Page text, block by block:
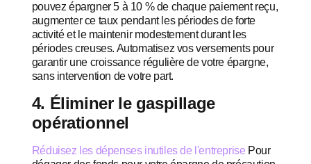
pouvez épargner 5 à 10 % de chaque paiement reçu,
augmenter ce taux pendant les périodes de forte
activité et le maintenir modestement durant les
périodes creuses. Automatisez vos versements pour
garantir une croissance régulière de votre épargne,
sans intervention de votre part.
4. Éliminer le gaspillage
opérationnel
Réduisez les dépenses inutiles de l'entreprise Pour